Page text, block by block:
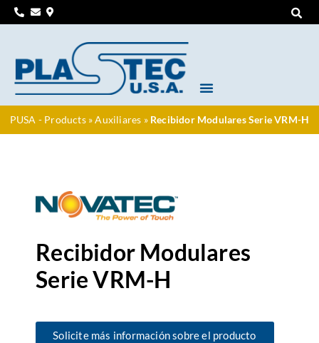
PUSA - Products»Auxiliares » Recibidor Modulares Serie VRM-H
Recibidor Modulares
Serie VRM-H
Solicite más información sobre el producto